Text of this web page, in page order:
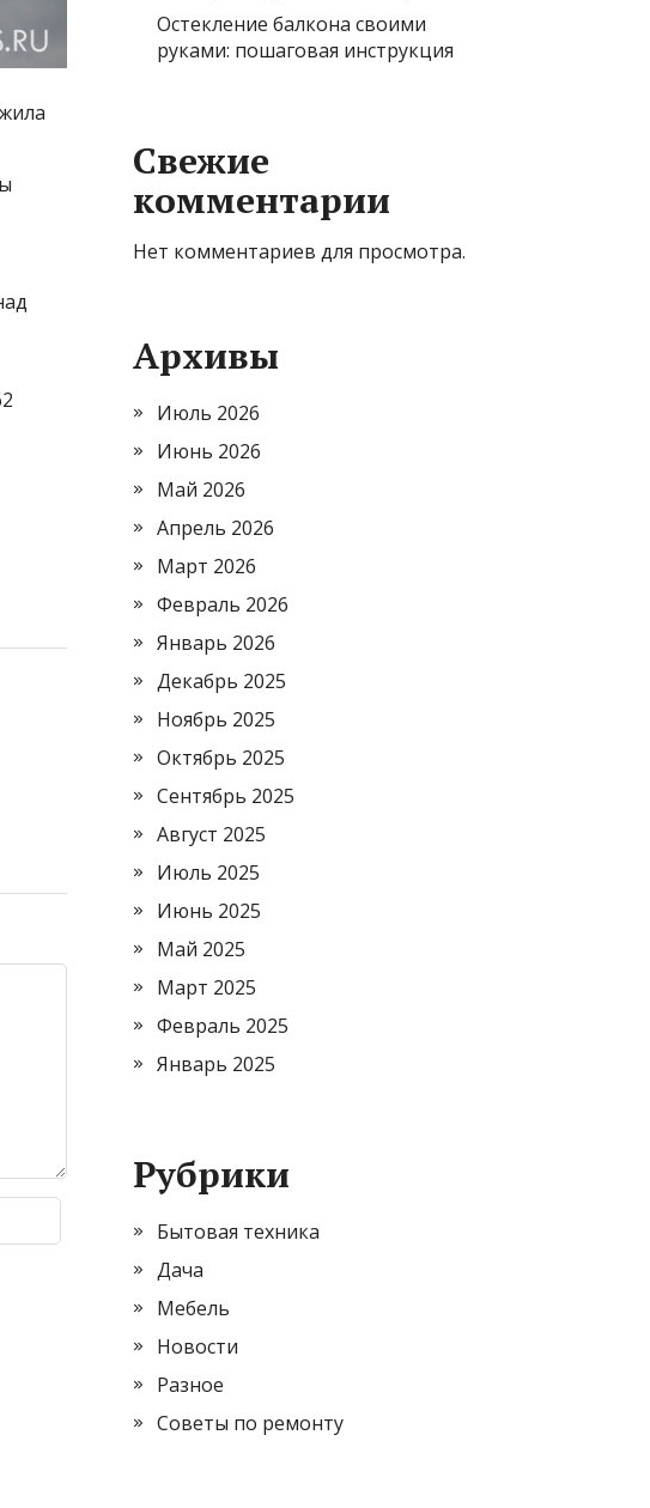
Остекление балкона своими
руками: пошаговая инструкция
Свежие
комментарии
Нет комментариев для просмотра.
Архивы
Июль 2026
Июнь 2026
Май 2026
Апрель 2026
Март 2026
Февраль 2026
Январь 2026
Декабрь 2025
Ноябрь 2025
Октябрь 2025
Сентябрь 2025
Август 2025
Июль 2025
Июнь 2025
Май 2025
Март 2025
Февраль 2025
Январь 2025
Рубрики
Бытовая техника
Дача
Мебель
Новости
Разное
Советы по ремонту